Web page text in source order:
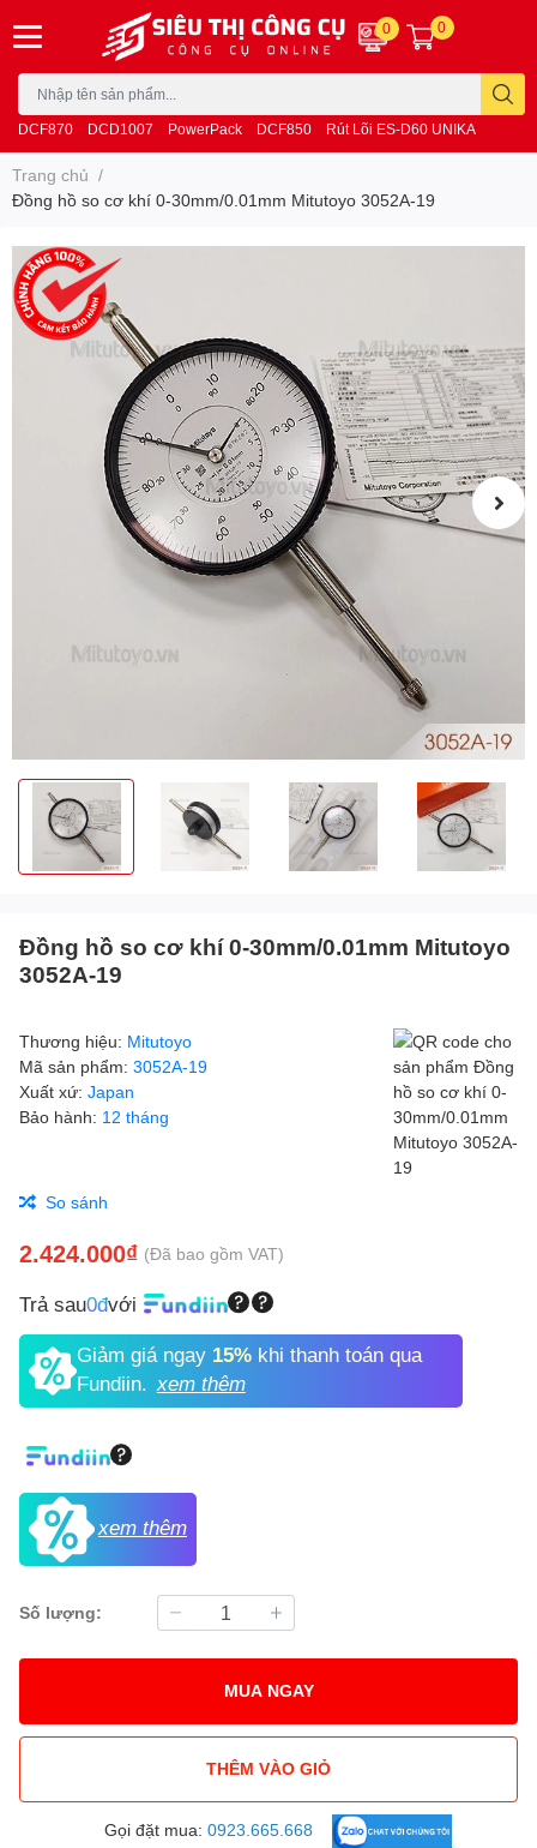
DCF870 DCD1007 PowerPack DCF850 Rút Lõi ES-D60 UNIKA
0 0
Trang chủ /
Đồng hồ so cơ khí 0-30mm/0.01mm Mitutoyo 3052A-19
Đồng hồ so cơ khí 0-30mm/0.01mm Mitutoyo
3052A-19
Thương hiệu: Mitutoyo
Mã sản phẩm: 3052A-19
Xuất xứ: Japan
Bảo hành: 12 tháng
So sánh
2.424.000₫ (Đã bao gồm VAT)
Trả sau0đvới
Giảm giá ngay 15%khi thanh toán qua
Fundiin. xem thêm
xem thêm
Số lượng:
MUA NGAY
THÊM VÀO GIỎ
Gọi đặt mua: 0923.665.668